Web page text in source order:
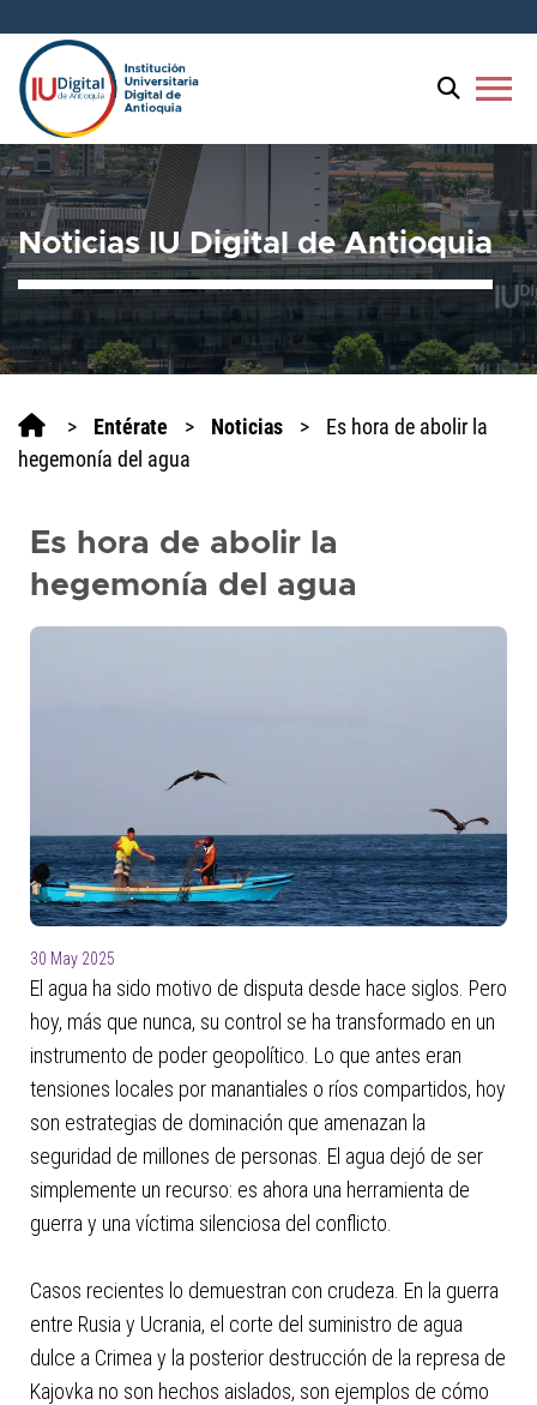
menu
Noticias IU Digital de Antioquia
> Entérate > Noticias >
Es hora de abolir la
hegemonía del agua
Es hora de abolir la
hegemonía del agua
30 May 2025
El agua ha sido motivo de disputa desde hace siglos. Pero
hoy, más que nunca, su control se ha transformado en un
instrumento de poder geopolítico. Lo que antes eran
tensiones locales por manantiales o ríos compartidos, hoy
son estrategias de dominación que amenazan la
seguridad de millones de personas. El agua dejó de ser
simplemente un recurso: es ahora una herramienta de
guerra y una víctima silenciosa del conflicto.
Casos recientes lo demuestran con crudeza. En la guerra
entre Rusia y Ucrania, el corte del suministro de agua
dulce a Crimea y la posterior destrucción de la represa de
Kajovka no son hechos aislados, son ejemplos de cómo